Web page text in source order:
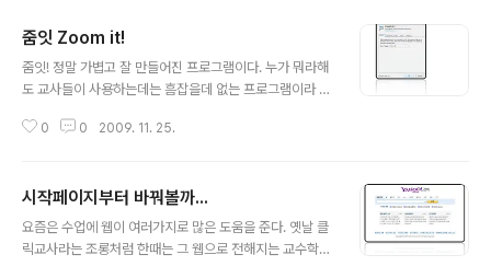
줌잇 Zoom it!
줌잇! 정말 가볍고 잘 만들어진 프로그램이다. 누가 뭐라해
도 교사들이 사용하는데는 흠잡을데 없는 프로그램이라 본
들어가 있으니 교사라면 꼭 한번 써보도록...
0 0 2009. 11. 25.
시작페이지부터 바꿔볼까...
요즘은 수업에 웹이 여러가지로 많은 도움을 준다. 옛날 클
릭교사라는 조롱처럼 한때는 그 웹으로 전해지는 교수학습